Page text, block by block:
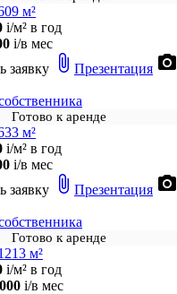
м²
i/м² в год
i/в мес
заявку attach_file Презентация photo_camera
Готово к аренде
м²
i/м² в год
i/в мес
заявку attach_file Презентация photo_camera
Готово к аренде
м²
i/м² в год
i/в мес